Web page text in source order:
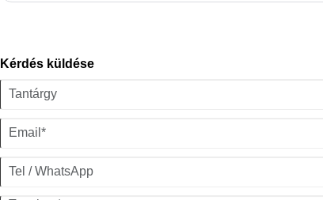
Kérdés küldése